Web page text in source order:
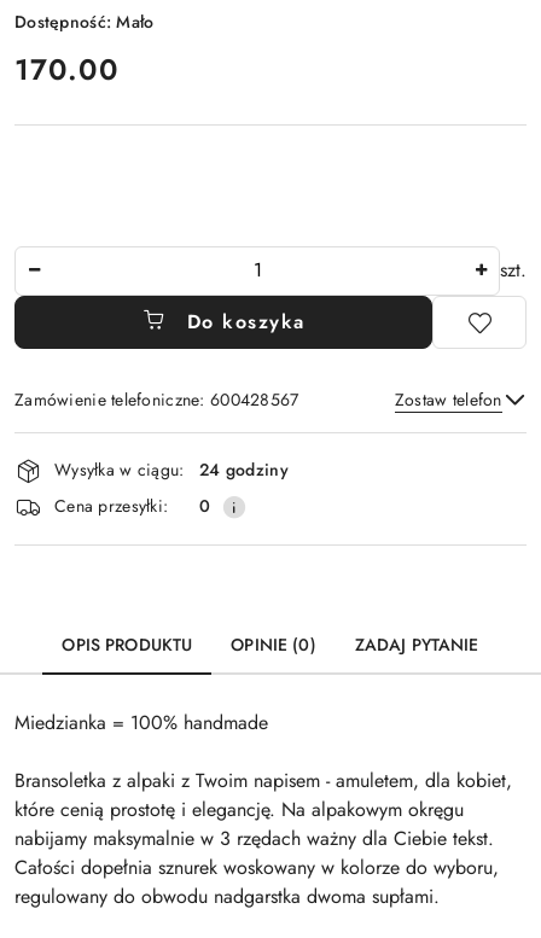
Dostępność:Mało
cena:
170.00
szt.
Do koszyka
Zamówienie telefoniczne: 600428567 Zostaw telefon
Wyślij
Dostępność
i
dostawa
Wysyłka w ciągu:
24 godziny
Cena przesyłki:
0
OPIS PRODUKTU OPINIE (0) ZADAJ PYTANIE
Miedzianka = 100% handmade
Bransoletka z alpaki z Twoim napisem - amuletem, dla kobiet,
które cenią prostotę i elegancję. Na alpakowym okręgu
nabijamy maksymalnie w 3 rzędach ważny dla Ciebie tekst.
Całości dopełnia sznurek woskowany w kolorze do wyboru,
regulowany do obwodu nadgarstka dwoma supłami.